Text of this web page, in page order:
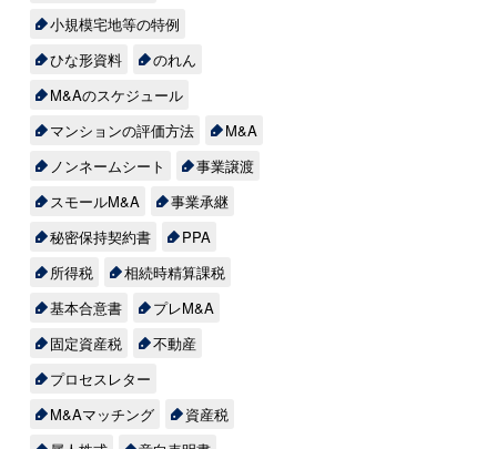
小規模宅地等の特例
ひな形資料
のれん
M&Aのスケジュール
マンションの評価方法
M&A
ノンネームシート
事業譲渡
スモールM&A
事業承継
秘密保持契約書
PPA
所得税
相続時精算課税
基本合意書
プレM&A
固定資産税
不動産
プロセスレター
M&Aマッチング
資産税